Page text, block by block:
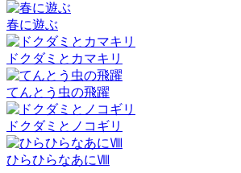
春に遊ぶ
ドクダミとカマキリ
てんとう虫の飛躍
ドクダミとノコギリ
ひらひらなあにⅧ